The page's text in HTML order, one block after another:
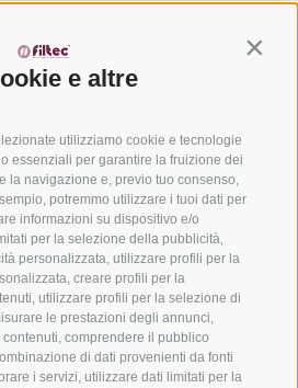
e altre
utilizziamo cookie e tecnologie
essenziali per garantire la fruizione dei
la navigazione e, previo tuo consenso,
potremmo utilizzare i tuoi dati per
informazioni su dispositivo e/o
per la selezione della pubblicità,
personalizzata, utilizzare profili per la
creare profili per la
utilizzare profili per la selezione di
le prestazioni degli annunci,
comprendere il pubblico
di dati provenienti da fonti
i servizi, utilizzare dati limitati per la
140 – 45021
Polesine (RO)
–info@filtecsrl.eu